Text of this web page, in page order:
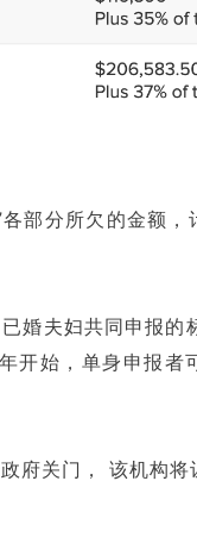
部分所欠的金额
婚夫妇共同申报
始，单身申报者
府关门， 该机构将